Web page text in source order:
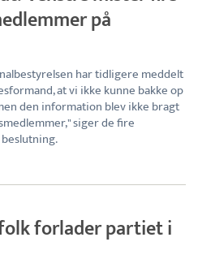
på
har tidligere meddelt
at vi ikke kunne bakke op
den information blev ikke bragt
siger de fire
forlader partiet i